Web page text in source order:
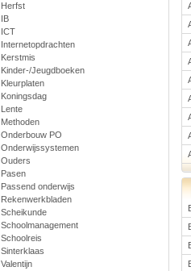
Herfst
IB
ICT
Internetopdrachten
Kerstmis
Kinder-/Jeugdboeken
Kleurplaten
Koningsdag
Lente
Methoden
Onderbouw PO
Onderwijssystemen
Ouders
Pasen
Passend onderwijs
Rekenwerkbladen
Scheikunde
Schoolmanagement
Schoolreis
Sinterklaas
Valentijn